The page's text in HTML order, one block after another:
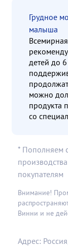
Грудное
малыша
детей до
можно
продукта
со
* Пополняем
покупателям
Внимание!
Винни и не
Адрес: